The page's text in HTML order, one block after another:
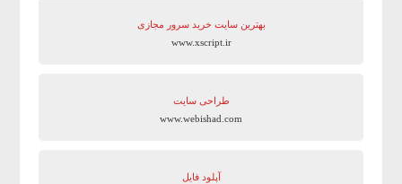
بهترین سایت‌ خرید سرور مجازی
www.xscript.ir
طراحی سایت
www.webishad.com
آپلود فایل